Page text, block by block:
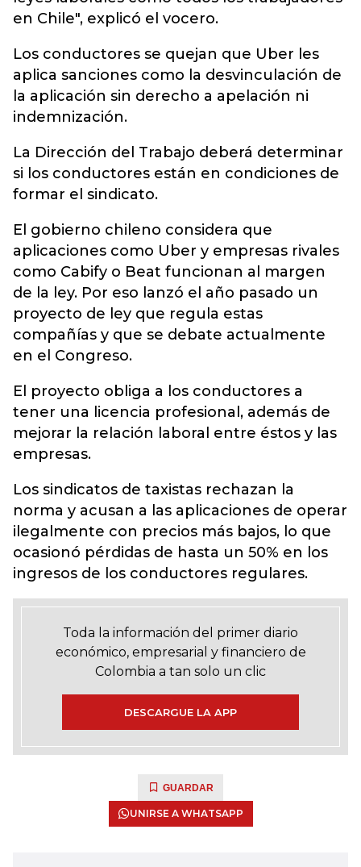
en Chile", explicó el vocero.
Los conductores se quejan que Uber les
aplica sanciones como la desvinculación de
la aplicación sin derecho a apelación ni
indemnización.
La Dirección del Trabajo deberá determinar
si los conductores están en condiciones de
formar el sindicato.
El gobierno chileno considera que
aplicaciones como Uber y empresas rivales
como Cabify o Beat funcionan al margen
de la ley. Por eso lanzó el año pasado un
proyecto de ley que regula estas
compañías y que se debate actualmente
en el Congreso.
El proyecto obliga a los conductores a
tener una licencia profesional, además de
mejorar la relación laboral entre éstos y las
empresas.
Los sindicatos de taxistas rechazan la
norma y acusan a las aplicaciones de operar
ilegalmente con precios más bajos, lo que
ocasionó pérdidas de hasta un 50% en los
ingresos de los conductores regulares.
Toda la información del primer diario
económico, empresarial y financiero de
Colombia a tan solo un clic
DESCARGUE LA APP
GUARDAR
UNIRSE A WHATSAPP